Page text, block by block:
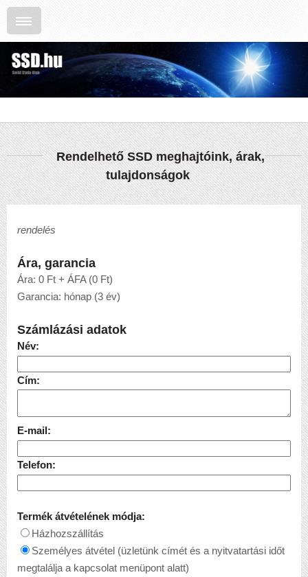
Rendelhető SSD meghajtóink, árak,
tulajdonságok
rendelés
Ára, garancia
Ára: 0 Ft + ÁFA (0 Ft)
Garancia: hónap (3 év)
Számlázási adatok
Név:
Cím:
E-mail:
Telefon:
Termék átvételének módja:
Házhozszállítás
Személyes átvétel (üzletünk címét és a nyitvatartási időt
megtalálja a kapcsolat menüpont alatt)